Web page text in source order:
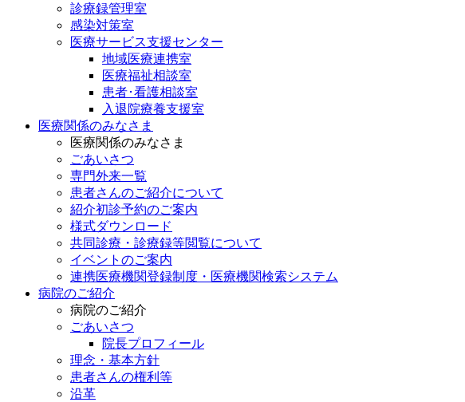
診療録管理室
感染対策室
医療サービス支援センター
地域医療連携室
医療福祉相談室
患者･看護相談室
入退院療養支援室
医療関係のみなさま
医療関係のみなさま
ごあいさつ
専門外来一覧
患者さんのご紹介について
紹介初診予約のご案内
様式ダウンロード
共同診療・診療録等閲覧について
イベントのご案内
連携医療機関登録制度・医療機関検索システム
病院のご紹介
病院のご紹介
ごあいさつ
院長プロフィール
理念・基本方針
患者さんの権利等
沿革